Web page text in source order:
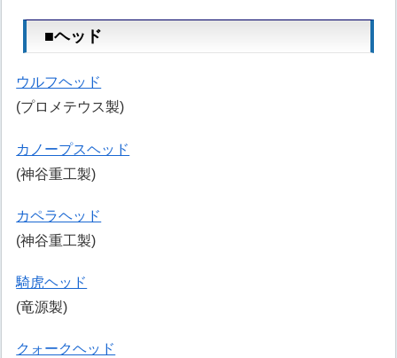
■ヘッド
ウルフヘッド
(プロメテウス製)
カノープスヘッド
(神谷重工製)
カペラヘッド
(神谷重工製)
騎虎ヘッド
(竜源製)
クォークヘッド